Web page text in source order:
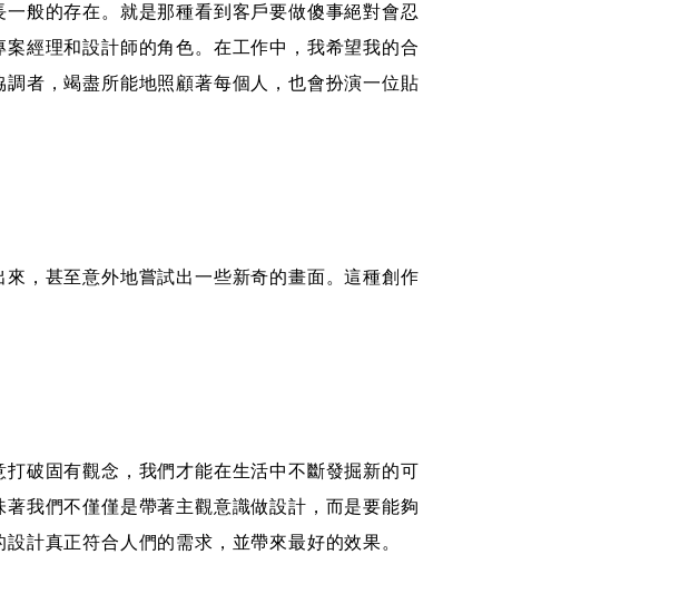
般的存在。就是那種看到客戶要做傻事絕對會忍
經理和設計師的角色。在工作中，我希望我的合
者，竭盡所能地照顧著每個人，也會扮演一位貼
，甚至意外地嘗試出一些新奇的畫面。這種創作
破固有觀念，我們才能在生活中不斷發掘新的可
我們不僅僅是帶著主觀意識做設計，而是要能夠
計真正符合人們的需求，並帶來最好的效果。